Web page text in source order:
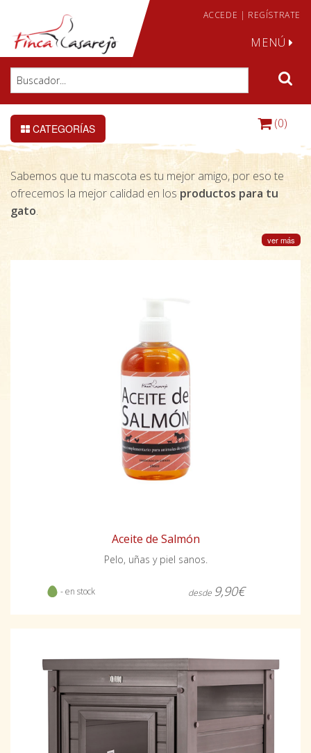
ACCEDE | REGÍSTRATE
MENÚ
CATEGORÍAS (0)
Sabemos que tu mascota es tu mejor amigo, por eso te
ofrecemos la mejor calidad en los productos para tu
gato.
ver más
Aceite de Salmón
Pelo, uñas y piel sanos.
- en stock desde 9,90€